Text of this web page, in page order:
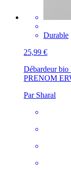
Durable
25,99 €
Débardeur bio
PRENOM
Par Sharal